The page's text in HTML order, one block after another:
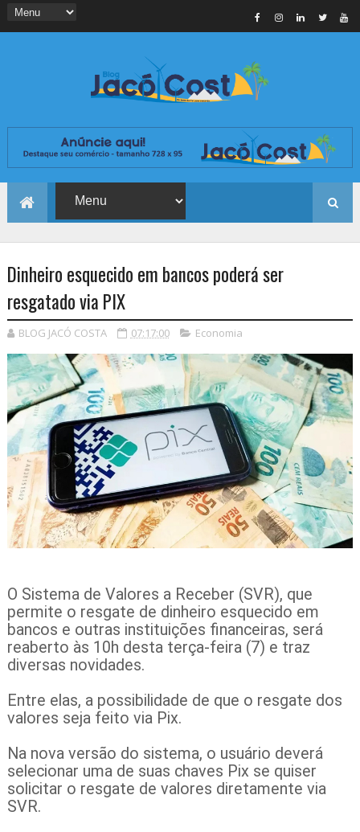
Dinheiro esquecido em bancos poderá ser
resgatado via PIX
BLOG JACÓ COSTA 07:17:00 Economia
O Sistema de Valores a Receber (SVR), que
permite o resgate de dinheiro esquecido em
bancos e outras instituições financeiras, será
reaberto às 10h desta terça-feira (7) e traz
diversas novidades.
Entre elas, a possibilidade de que o resgate dos
valores seja feito via Pix.
Na nova versão do sistema, o usuário deverá
selecionar uma de suas chaves Pix se quiser
solicitar o resgate de valores diretamente via
SVR.